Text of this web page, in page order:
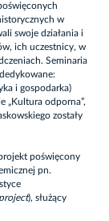
w
swoje działania i
ich uczestnicy, w
Seminaria
i gospodarka)
„Kultura odporna”,
zostały
poświęcony
pn.
), służący